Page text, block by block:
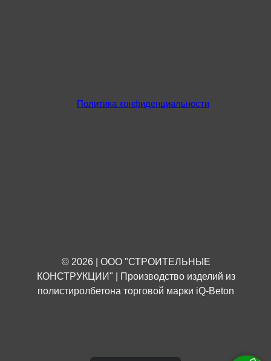
© 2026 | ООО "СТРОИТЕЛЬНЫЕ
КОНСТРУКЦИИ" | Производство изделий из
полистиролбетона торговой марки iQ-Beton
Политика конфиденциальности